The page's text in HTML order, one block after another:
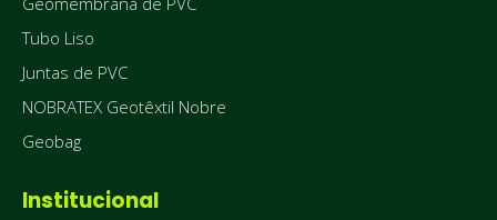
Tubo Liso
Juntas de PVC
NOBRATEX Geotêxtil Nobre
Geobag
Institucional